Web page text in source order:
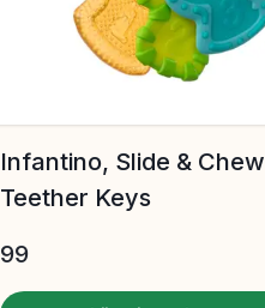
Infantino, Slide & Chew
Teether Keys
99